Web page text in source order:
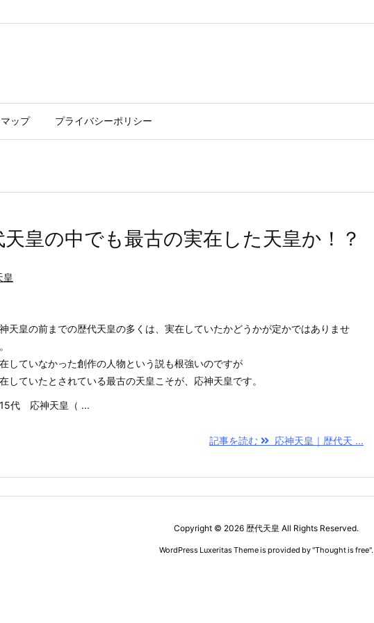
ップ プライバシーポリシー
皇の中でも最古の実在した天皇か！？
皇
天皇の前までの歴代天皇の多くは、実在していたかどうかが定かではありませ
していなかった創作の人物という説も根強いのですが
していたとされている最古の天皇こそが、応神天皇です。
代 応神天皇（ ...
記事を読む 応神天皇｜歴代天 ...
Copyright © 2026 歴代天皇 All Rights Reserved.
WordPress Luxeritas Theme is provided by "Thought is free".